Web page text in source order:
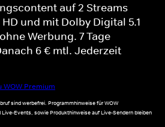
auf 2 Streams
und mit Dolby Digital 5.1
Werbung. 7 Tage
6 € mtl. Jederzeit
WOW Premium
sind werbefrei. Programmhinweise für WOW
Events, sowie Produkthinweise auf Live-Sendern bleiben